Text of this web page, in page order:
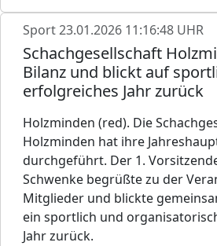
Sport23.01.2026 11:16:48 UHR
Schachgesellschaft
Bilanz und blickt auf
erfolgreiches Jahr zurück
Holzminden (red). Die
Holzminden hat ihre
durchgeführt. Der 1.
Schwenke begrüßte zu der
Mitglieder und blickte
ein sportlich und
Jahr zurück.